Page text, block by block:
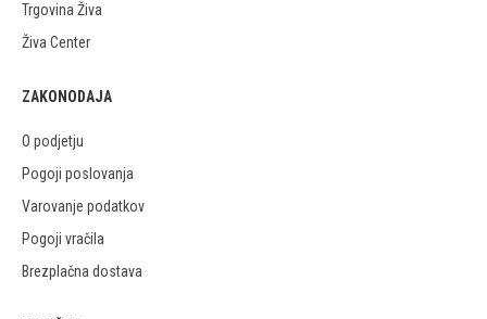
Trgovina Živa
Živa Center
ZAKONODAJA
O podjetju
Pogoji poslovanja
Varovanje podatkov
Pogoji vračila
Brezplačna dostava